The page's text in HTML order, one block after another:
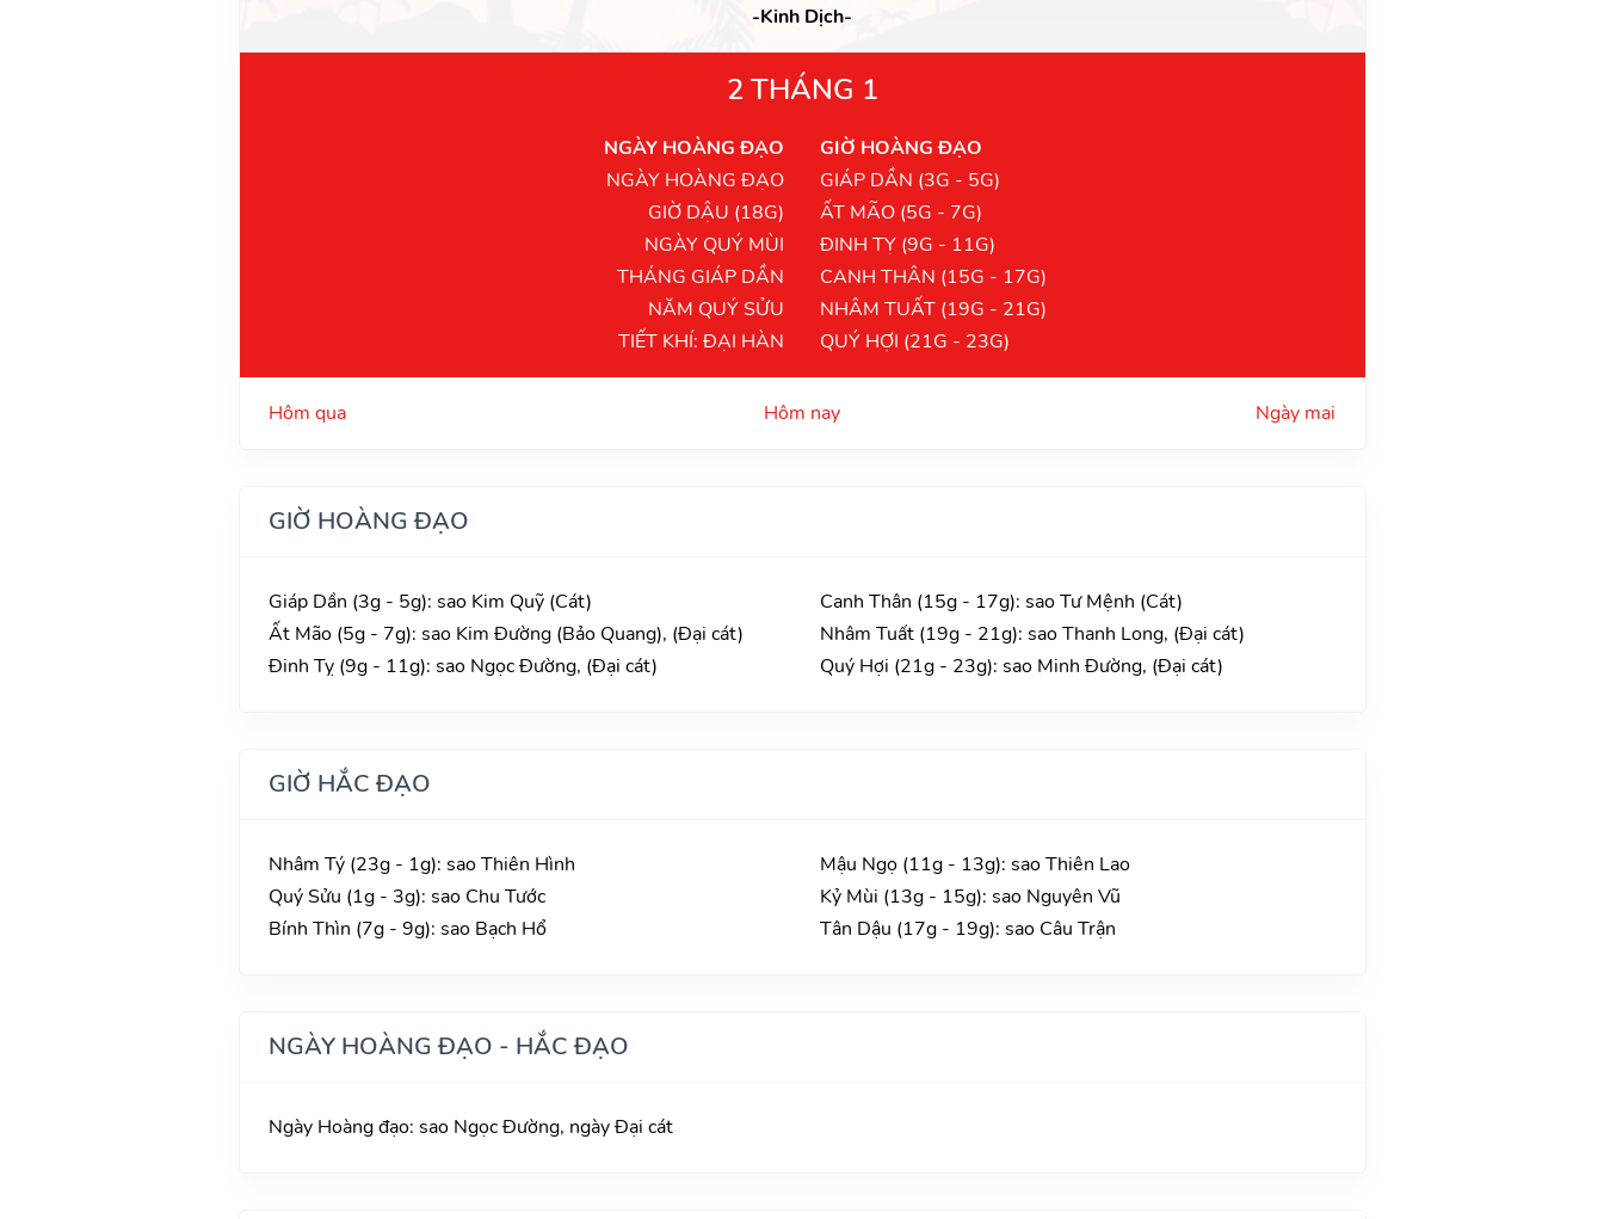
-Kinh Dịch-
2 THÁNG 1
NGÀY HOÀNG ĐẠO
NGÀY HOÀNG ĐẠO
GIỜ DẬU (18G)
NGÀY QUÝ MÙI
THÁNG GIÁP DẦN
NĂM QUÝ SỬU
TIẾT KHÍ: ĐẠI HÀN
GIỜ HOÀNG ĐẠO
GIÁP DẦN (3G - 5G)
ẤT MÃO (5G - 7G)
ĐINH TỴ (9G - 11G)
CANH THÂN (15G - 17G)
NHÂM TUẤT (19G - 21G)
QUÝ HỢI (21G - 23G)
Hôm qua Hôm nay Ngày mai
GIỜ HOÀNG ĐẠO
Giáp Dần (3g - 5g): sao Kim Quỹ (Cát)
Ất Mão (5g - 7g): sao Kim Đường (Bảo Quang), (Đại cát)
Đinh Tỵ (9g - 11g): sao Ngọc Đường, (Đại cát)
Canh Thân (15g - 17g): sao Tư Mệnh (Cát)
Nhâm Tuất (19g - 21g): sao Thanh Long, (Đại cát)
Quý Hợi (21g - 23g): sao Minh Đường, (Đại cát)
GIỜ HẮC ĐẠO
Nhâm Tý (23g - 1g): sao Thiên Hình
Quý Sửu (1g - 3g): sao Chu Tước
Bính Thìn (7g - 9g): sao Bạch Hổ
Mậu Ngọ (11g - 13g): sao Thiên Lao
Kỷ Mùi (13g - 15g): sao Nguyên Vũ
Tân Dậu (17g - 19g): sao Câu Trận
NGÀY HOÀNG ĐẠO - HẮC ĐẠO
Ngày Hoàng đạo: sao Ngọc Đường, ngày Đại cát